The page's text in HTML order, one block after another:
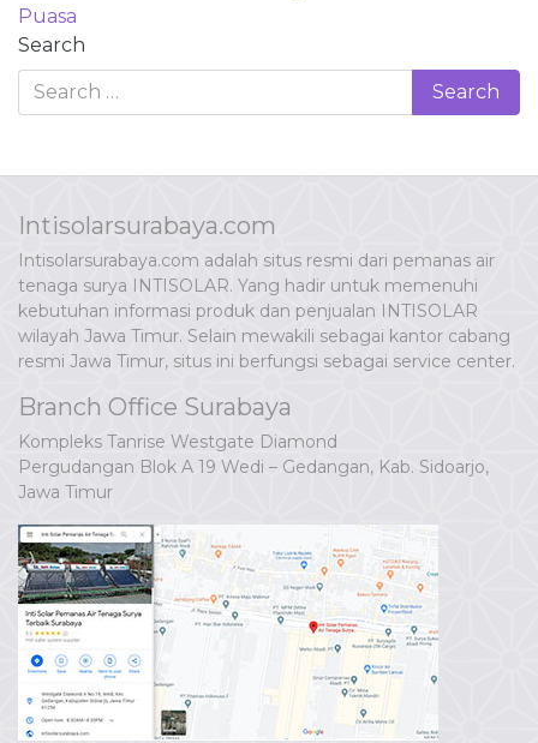
Puasa
Search
Intisolarsurabaya.com
Intisolarsurabaya.com adalah situs resmi dari pemanas air
tenaga surya INTISOLAR. Yang hadir untuk memenuhi
kebutuhan informasi produk dan penjualan INTISOLAR
wilayah Jawa Timur. Selain mewakili sebagai kantor cabang
resmi Jawa Timur, situs ini berfungsi sebagai service center.
Branch Office Surabaya
Kompleks Tanrise Westgate Diamond
Pergudangan Blok A 19 Wedi – Gedangan, Kab. Sidoarjo,
Jawa Timur